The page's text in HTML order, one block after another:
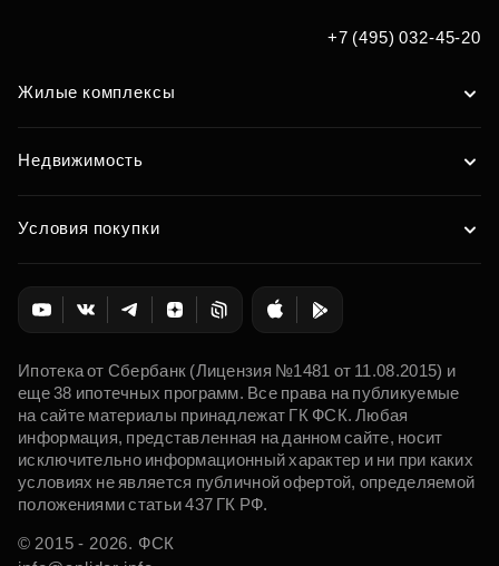
+7 (495) 032-45-20
Жилые комплексы
Недвижимость
Условия покупки
Ипотека от Сбербанк (Лицензия №1481 от 11.08.2015) и
еще 38 ипотечных программ. Все права на публикуемые
на сайте материалы принадлежат ГК ФСК. Любая
информация, представленная на данном сайте, носит
исключительно информационный характер и ни при каких
условиях не является публичной офертой, определяемой
положениями статьи 437 ГК РФ.
© 2015 - 2026. ФСК